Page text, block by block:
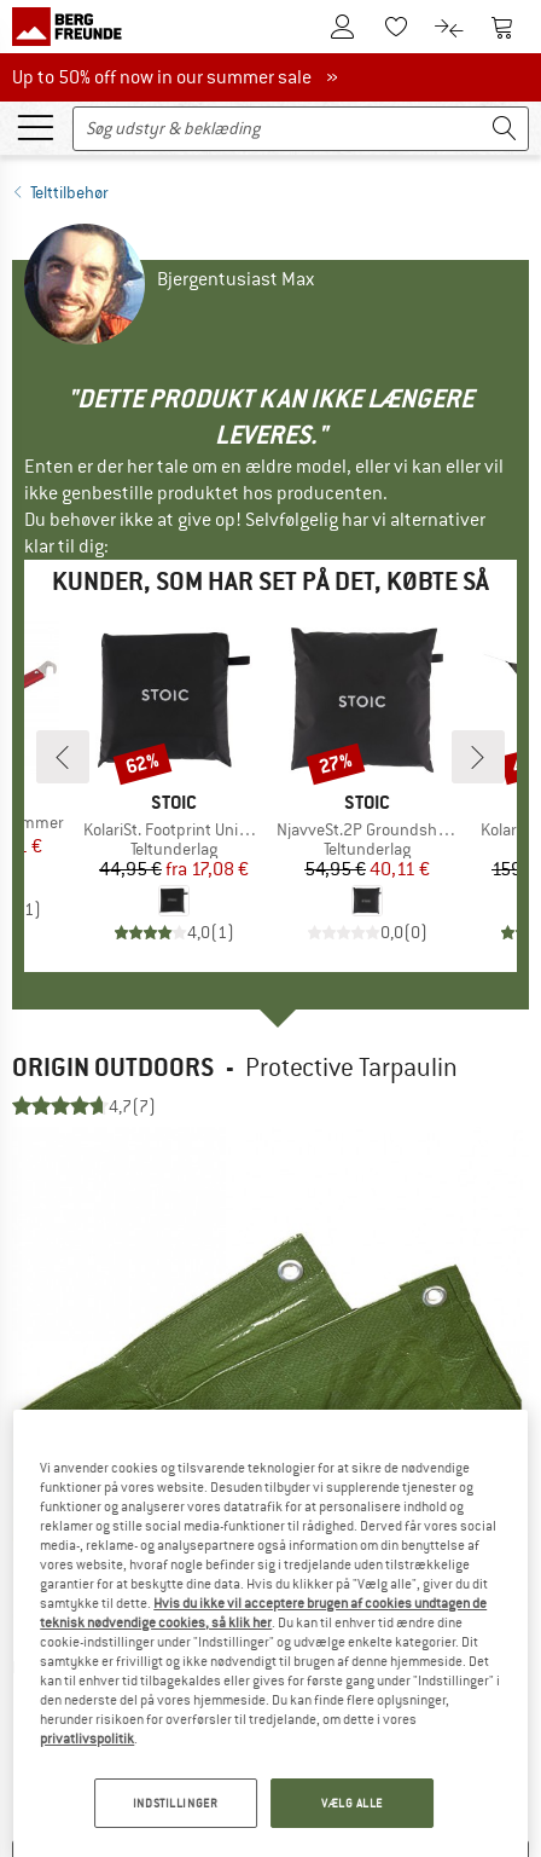
Til kundekontoenTil huskesedlen.
Til Til
Up to 50% off now in our summer sale
Up to 50% off now in our summer sale »
Telttilbehør
Bjergentusiast Max
"DETTE PRODUKT KAN IKKE LÆNGERE
LEVERES."
Enten er der her tale om en ældre model, eller vi kan eller vil
ikke genbestille produktet hos producenten.
Du behøver ikke at give op! Selvfølgelig har vi alternativer
klar til dig:
KUNDER, SOM HAR SET PÅ DET, KØBTE SÅ
pris
€
1)
MÆRKE
STOIC
Artikel
KolariSt. Footprint Universal
Produktgruppe
Teltunderlag
Pris
44,95 € Nedsat pris
fra 17,08 €
4,0(1)
Rabat
62%
MÆRKE
STOIC
Artikel
NjavveSt.2P Groundsheet
Produktgruppe
Teltunderlag
Pris
54,95 €Nedsat pris
40,11 €
0,0(0)
Rabat
27%
Artikel
ORIGIN OUTDOORS - Protective Tarpaulin
4,7(7)
Detaljevisning
Vi anvender cookies og tilsvarende teknologier for at sikre de nødvendige
funktioner på vores website. Desuden tilbyder vi supplerende tjenester og
funktioner og analyserer vores datatrafik for at personalisere indhold og
reklamer og stille social media-funktioner til rådighed. Derved får vores social
media-, reklame- og analysepartnere også information om din benyttelse af
vores website, hvoraf nogle befinder sig i tredjelande uden tilstrækkelige
garantier for at beskytte dine data. Hvis du klikker på "Vælg alle", giver du dit
samtykke til dette. Hvis du ikke vil acceptere brugen af cookies undtagen de
teknisk nødvendige cookies, så klik her. Du kan til enhver tid ændre dine
cookie-indstillinger under "Indstillinger" og udvælge enkelte kategorier. Dit
samtykke er frivilligt og ikke nødvendigt til brugen af denne hjemmeside. Det
kan til enhver tid tilbagekaldes eller gives for første gang under "Indstillinger" i
den nederste del på vores hjemmeside. Du kan finde flere oplysninger,
herunder risikoen for overførsler til tredjelande, om dette i vores
privatlivspolitik.
INDSTILLINGER VÆLG ALLE